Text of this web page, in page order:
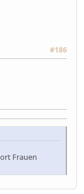
#186
Frauen